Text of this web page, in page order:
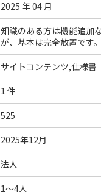
2025 年 04 月
知識のある方は機能追加
が、基本は完全放置です。
サイトコンテンツ,仕様書
1 件
525
2025年12月
法人
1～4人